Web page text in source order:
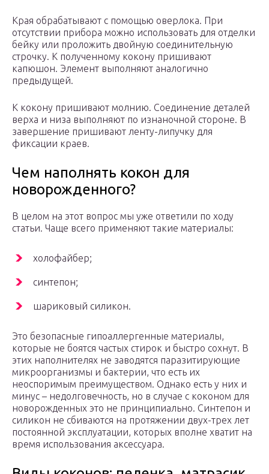
Края обрабатывают с помощью оверлока. При
отсутствии прибора можно использовать для отделки
бейку или проложить двойную соединительную
строчку. К полученному кокону пришивают
капюшон. Элемент выполняют аналогично
предыдущей.
К кокону пришивают молнию. Соединение деталей
верха и низа выполняют по изнаночной стороне. В
завершение пришивают ленту-липучку для
фиксации краев.
Чем наполнять кокон для
новорожденного?
В целом на этот вопрос мы уже ответили по ходу
статьи. Чаще всего применяют такие материалы:
холофайбер;
синтепон;
шариковый силикон.
Это безопасные гипоаллергенные материалы,
которые не боятся частых стирок и быстро сохнут. В
этих наполнителях не заводятся паразитирующие
микроорганизмы и бактерии, что есть их
неоспоримым преимуществом. Однако есть у них и
минус – недолговечность, но в случае с коконом для
новорожденных это не принципиально. Синтепон и
силикон не сбиваются на протяжении двух-трех лет
постоянной эксплуатации, которых вполне хватит на
время использования аксессуара.